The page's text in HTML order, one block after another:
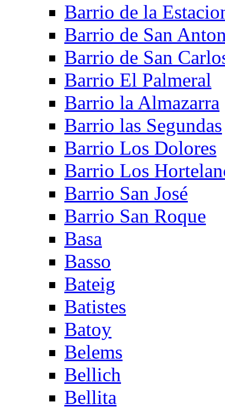
Barrio de la
Barrio de San
Barrio de San
Barrio El Palmeral
Barrio la Almazarra
Barrio las Segundas
Barrio Los Dolores
Barrio Los
Barrio San José
Barrio San Roque
Basa
Basso
Bateig
Batistes
Batoy
Belems
Bellich
Bellita